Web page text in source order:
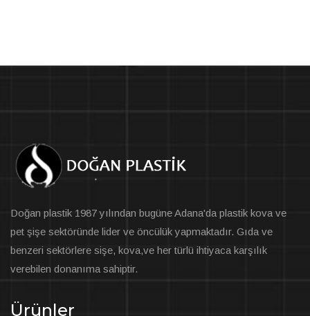
Doğan plastik 1987 yılından bugüne Adana'da plastik kova ve
pet şişe sektöründe lider ve öncülük yapmaktadır. Gıda ve
benzeri sektörlere sişe, kova,ve her türlü ihtiyaca karşılık
verebilen donanıma sahiptir.
Ürünler